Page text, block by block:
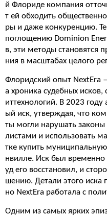
й Флориде компания
т ей обходить
ры и даже конкуренцию.
поглощению Dominion
в, эти методы становятся
ния в масштабах целого
Флоридский опыт NextEra
а хроника судебных
иттехнологий. В 2023
ый иск, утверждая, что
ты могли нарушать
листами и использовать
тке купить
нвилле. Иск был
уд его восстановил, и
шению. Детали этого иска
но NextEra работала с
Одним из самых ярких